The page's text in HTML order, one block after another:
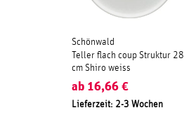
Schönwald
Teller flach coup Struktur 28
cm Shiro weiss
ab 16,66 €
Lieferzeit: 2-3 Wochen